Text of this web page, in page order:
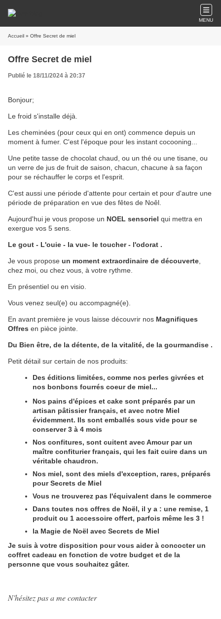
MENU
Accueil » Offre Secret de miel
Offre Secret de miel
Publié le 18/11/2024 à 20:37
Bonjour;
Le froid s'installe déjà.
Les cheminées (pour ceux qui en ont) commence depuis un
moment à fumer. C'est l'époque pour les instant cocooning...
Une petite tasse de chocolat chaud, ou un thé ou une tisane, ou
un verre de jus de fruit de saison, chacun, chacune à sa façon
pour se réchauffer le corps et l'esprit.
C'est aussi une période d'attente pour certain et pour d'autre une
période de préparation en vue des fêtes de Noêl.
Aujourd'hui je vous propose un NOEL sensoriel qui mettra en
exergue vos 5 sens.
Le gout - L'ouie - la vue- le toucher - l'odorat .
Je vous propose un moment extraordinaire de découverte
chez moi, ou chez vous, à votre rythme.
En présentiel ou en visio.
Vous venez seul(e) ou accompagné(e).
En avant première je vous laisse découvrir nos Magnifiques
Offres en pièce jointe.
Du Bien être, de la détente, de la vitalité, de la gourmandise .
Petit détail sur certain de nos produits:
Des éditions limitées, comme nos perles givrées et
nos bonbons fourrés coeur de miel...
Nos pains d'épices et cake sont préparés par un
artisan pâtissier français, et avec notre Miel
évidemment. Ils sont emballés sous vide pour se
conserver 3 à 4 mois
Nos confitures, sont cuitent avec Amour par un
maître confiturier français, qui les fait cuire dans un
véritable chaudron.
Nos miel, sont des miels d'exception, rares, préparés
pour Secrets de Miel
Vous ne trouverez pas l'équivalent dans le commerce
Dans toutes nos offres de Noël, il y a : une remise, 1
produit ou 1 accessoire offert, parfois même les 3 !
la Magie de Noël avec Secrets de Miel
Je suis à votre disposition pour vous aider à concocter un
coffret cadeau en fonction de votre budget et de la
personne que vous souhaitez gâter.
N'hésitez pas a me contacter